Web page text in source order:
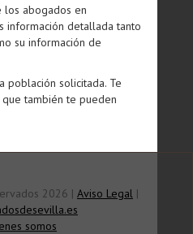
los abogados en
información detallada tanto
su información de
población solicitada. Te
también te pueden
2026 | Aviso Legal |
somos